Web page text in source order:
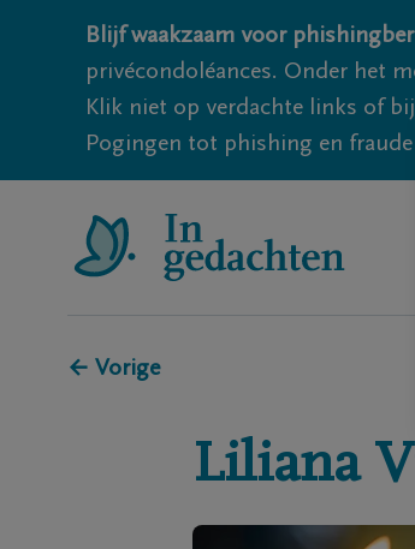
Blijf waakzaam voor
privécondoléances. Onder het
Klik niet op verdachte links of
Pogingen tot phishing en
← Vorige
Liliana